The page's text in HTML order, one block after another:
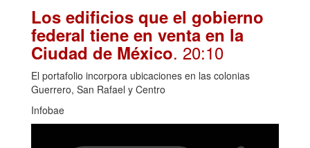
Los edificios que el gobierno
federal tiene en venta en la
Ciudad de México. 20:10
El portafolio incorpora ubicaciones en las colonias
Guerrero, San Rafael y Centro
Infobae